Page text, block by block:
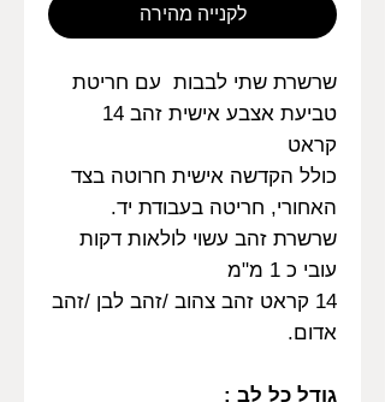
לקנייה מהירה
שרשרת שתי לבבות עם חריטת
טביעת אצבע אישית זהב 14
קראט
כולל הקדשה אישית חרוטה בצד
האחורי, חריטה בעבודת יד.
שרשרת זהב עשוי לולאות דקות
עובי כ 1 מ"מ
14 קראט זהב צהוב /זהב לבן /זהב
אדום.
גודל כל לב :